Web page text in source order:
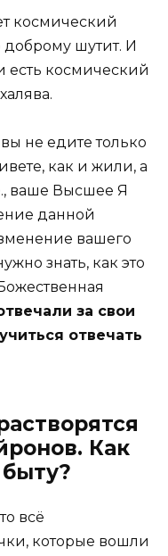
космический
шутит. И
есть космический
не едите только
как и жили, а
ваше Высшее Я
данной
вашего
знать, как это
за свои
отвечать
Как
всё
которые вошли